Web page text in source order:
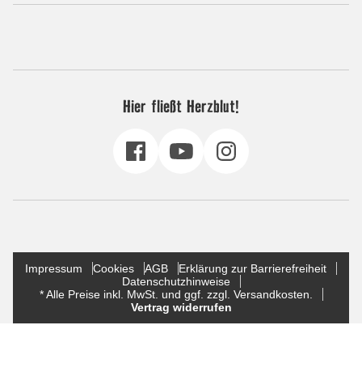
Hier fließt Herzblut!
Impressum Cookies AGB
Erklärung zur Barrierefreiheit
Datenschutzhinweise
* Alle Preise inkl. MwSt. und ggf. zzgl. Versandkosten.
Vertrag widerrufen